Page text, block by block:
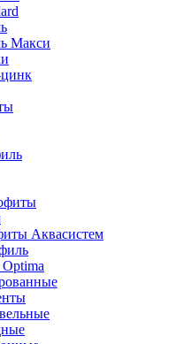
Макси
Аквасистем